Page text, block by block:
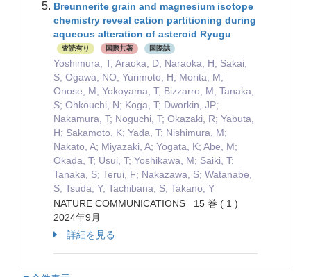
Breunnerite grain and magnesium isotope
chemistry reveal cation partitioning during
aqueous alteration of asteroid Ryugu
査読有り 国際共著 国際誌
Yoshimura, T; Araoka, D; Naraoka, H; Sakai,
S; Ogawa, NO; Yurimoto, H; Morita, M;
Onose, M; Yokoyama, T; Bizzarro, M; Tanaka,
S; Ohkouchi, N; Koga, T; Dworkin, JP;
Nakamura, T; Noguchi, T; Okazaki, R; Yabuta,
H; Sakamoto, K; Yada, T; Nishimura, M;
Nakato, A; Miyazaki, A; Yogata, K; Abe, M;
Okada, T; Usui, T; Yoshikawa, M; Saiki, T;
Tanaka, S; Terui, F; Nakazawa, S; Watanabe,
S; Tsuda, Y; Tachibana, S; Takano, Y
NATURE COMMUNICATIONS 15 巻 ( 1 )
2024年9月
詳細を見る